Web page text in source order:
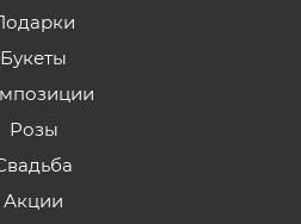
Букеты
Розы
Акции